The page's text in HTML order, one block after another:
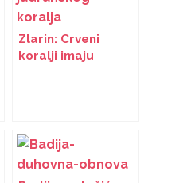
Zlarin: Crveni
koralji imaju